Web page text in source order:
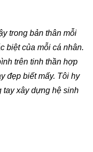
trong bản thân mỗi
biệt của mỗi cá nhân.
trên tinh thần hợp
đẹp biết mấy. Tôi hy
tay xây dựng hệ sinh